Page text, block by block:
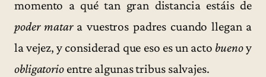
momento a qué tan gran distancia estáis de
poder matara vuestros padres cuando llegan a
la vejez, y considerad que eso es un acto buenoy
obligatorioentre algunas tribus salvajes.